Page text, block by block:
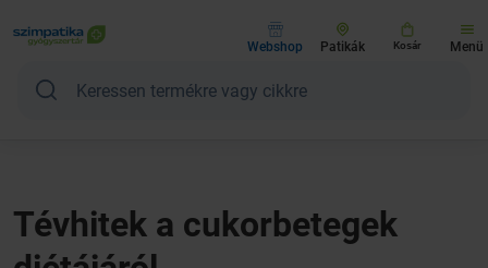
Webshop Patikák Kosár Menü
Tévhitek a cukorbetegek